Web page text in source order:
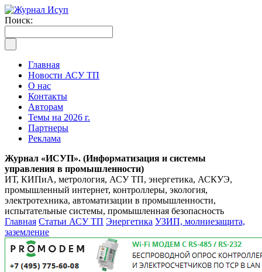
Поиск:
Главная
Новости АСУ ТП
О нас
Контакты
Авторам
Темы на 2026 г.
Партнеры
Реклама
Журнал «ИСУП». (Информатизация и системы
управления в промышленности)
ИТ, КИПиА, метрология, АСУ ТП, энергетика, АСКУЭ,
промышленный интернет, контроллеры, экология,
электротехника, автоматизации в промышленности,
испытательные системы, промышленная безопасность
Главная Статьи АСУ ТП Энергетика УЗИП, молниезащита,
заземление